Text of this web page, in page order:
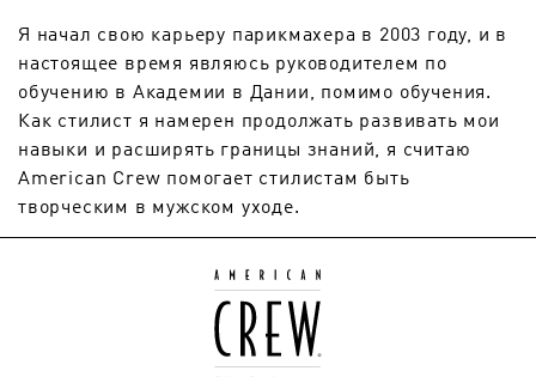
Я начал свою карьеру парикмахера в 2003 году, и в
настоящее время являюсь руководителем по
обучению в Академии в Дании, помимо обучения.
Как стилист я намерен продолжать развивать мои
навыки и расширять границы знаний, я считаю
American Crew помогает стилистам быть
творческим в мужском уходе.